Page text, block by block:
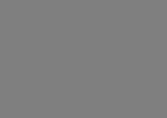
płatności